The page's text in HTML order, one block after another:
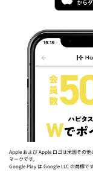
Apple および Apple ロゴは米国その
マークです。
Google Play は Google LLC の商標です